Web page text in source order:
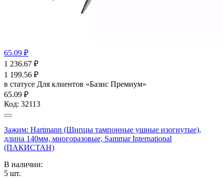
65.09 ₽
1 236.67 ₽
1 199.56 ₽
в статусе Для клиентов «Базис Премиум»
65.09 ₽
Код: 32113
Зажим: Hartmann (Щипцы тампонные ушные изогнутые),
длина 140мм, многоразовые, Sammar International
(ПАКИСТАН)
В наличии:
5 шт.